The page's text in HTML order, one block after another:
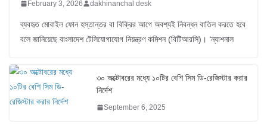
February 3, 2026 dakhinanchal desk
ব্যবহৃত মোবাইল ফোন হস্তান্তর বা বিক্রির আগে অবশ্যই নিবন্ধন বাতিল করতে হবে
বলে জানিয়েছে বাংলাদেশ টেলিযোগাযোগ নিয়ন্ত্রণ কমিশন (বিটিআরসি)। ‘ন্যাশনাল
৩০ অক্টোবরের মধ্যে ১০টির বেশি সিম ডি-রেজিস্টার করার
নির্দেশ
September 6, 2025